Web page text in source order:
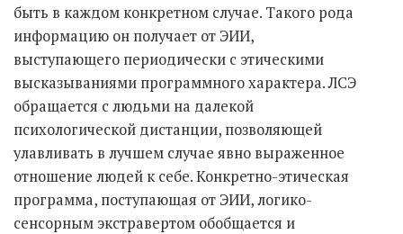
быть в каждом конкретном случае. Такого рода
информацию он получает от ЭИИ,
выступающего периодически с этическими
высказываниями программного характера. ЛСЭ
обращается с людьми на далекой
психологической дистанции, позволяющей
улавливать в лучшем случае явно выраженное
отношение людей к себе. Конкретно-этическая
программа, поступающая от ЭИИ, логико-
сенсорным экстравертом обобщается и